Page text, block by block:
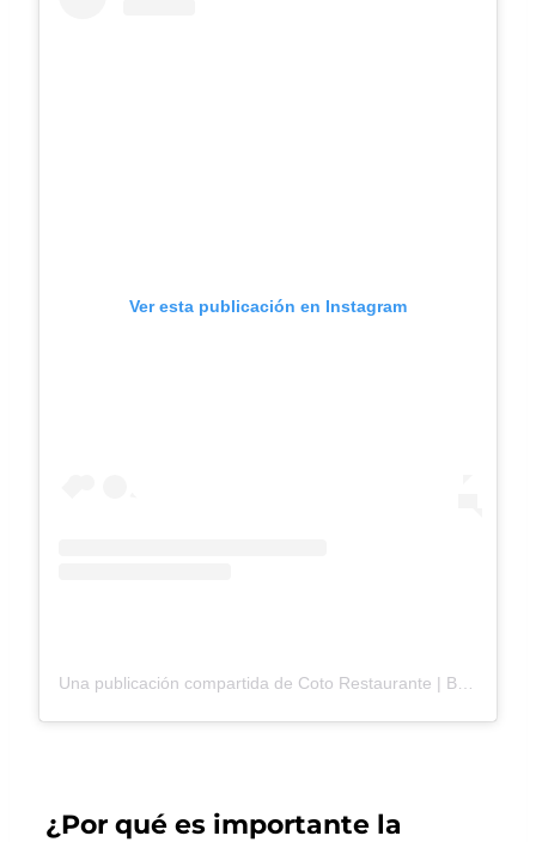
Ver esta publicación en Instagram
¿Por qué es importante la